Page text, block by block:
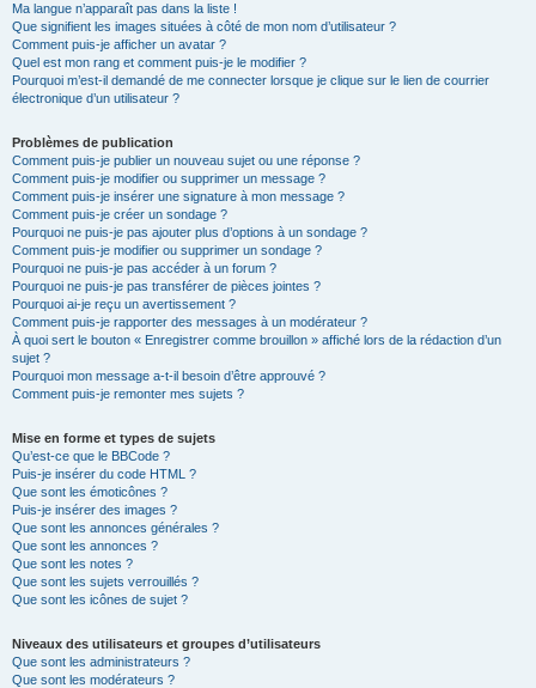
Ma langue n’apparaît pas dans la liste !
Que signifient les images situées à côté de mon nom d’utilisateur ?
Comment puis-je afficher un avatar ?
Quel est mon rang et comment puis-je le modifier ?
Pourquoi m’est-il demandé de me connecter lorsque je clique sur le lien de courrier
électronique d’un utilisateur ?
Problèmes de publication
Comment puis-je publier un nouveau sujet ou une réponse ?
Comment puis-je modifier ou supprimer un message ?
Comment puis-je insérer une signature à mon message ?
Comment puis-je créer un sondage ?
Pourquoi ne puis-je pas ajouter plus d’options à un sondage ?
Comment puis-je modifier ou supprimer un sondage ?
Pourquoi ne puis-je pas accéder à un forum ?
Pourquoi ne puis-je pas transférer de pièces jointes ?
Pourquoi ai-je reçu un avertissement ?
Comment puis-je rapporter des messages à un modérateur ?
À quoi sert le bouton « Enregistrer comme brouillon » affiché lors de la rédaction d’un
sujet ?
Pourquoi mon message a-t-il besoin d’être approuvé ?
Comment puis-je remonter mes sujets ?
Mise en forme et types de sujets
Qu’est-ce que le BBCode ?
Puis-je insérer du code HTML ?
Que sont les émoticônes ?
Puis-je insérer des images ?
Que sont les annonces générales ?
Que sont les annonces ?
Que sont les notes ?
Que sont les sujets verrouillés ?
Que sont les icônes de sujet ?
Niveaux des utilisateurs et groupes d’utilisateurs
Que sont les administrateurs ?
Que sont les modérateurs ?